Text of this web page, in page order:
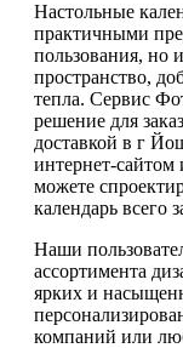
Настольные
практичными
пользования, но
пространство,
тепла. Сервис
решение для
доставкой в г
интернет-
можете
календарь всего
Наши
ассортимента
ярких и
компаний или